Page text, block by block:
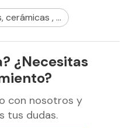
cerámicas , ...
¿Necesitas
con nosotros y
tus dudas.